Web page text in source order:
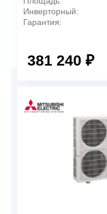
Максимальная
блока, м
Инверторный:
Гарантия:
381 240 ₽